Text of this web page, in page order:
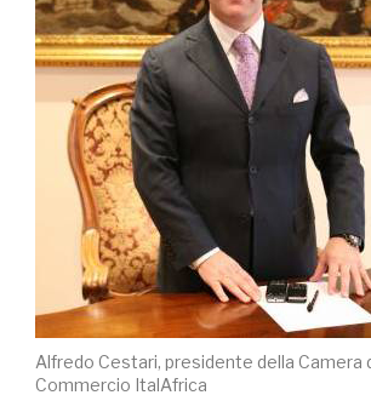
Alfredo Cestari, presidente della Camera
Commercio ItalAfrica